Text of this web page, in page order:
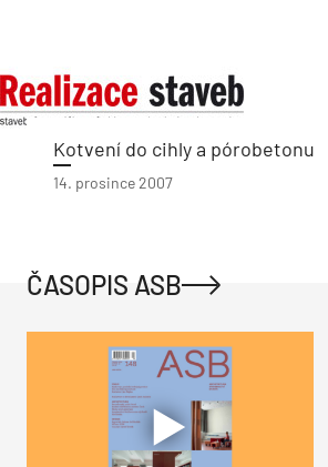
Kotvení do cihly a pórobetonu
14. prosince 2007
ČASOPIS ASB